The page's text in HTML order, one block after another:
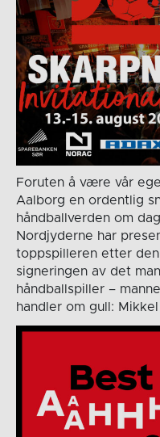
Foruten å være vår
Aalborg en ordentlig
håndballverden om
Nordjyderne har
toppspilleren etter
signeringen av det
håndballspiller –
handler om gull: Mikkel